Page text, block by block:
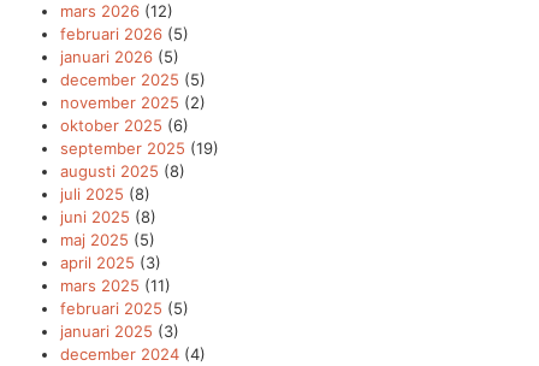
mars 2026 (12)
februari 2026 (5)
januari 2026 (5)
december 2025 (5)
november 2025 (2)
oktober 2025 (6)
september 2025 (19)
augusti 2025 (8)
juli 2025 (8)
juni 2025 (8)
maj 2025 (5)
april 2025 (3)
mars 2025 (11)
februari 2025 (5)
januari 2025 (3)
december 2024 (4)